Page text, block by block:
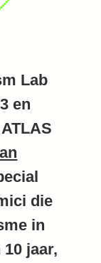
Lab
en
die
in
jaar,